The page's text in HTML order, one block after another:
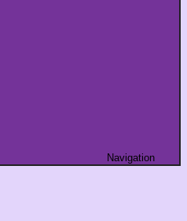
Navigation